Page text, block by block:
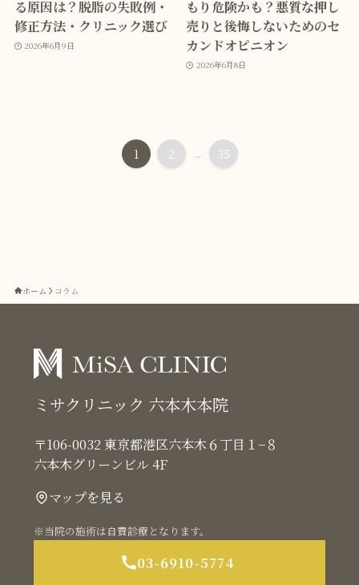
る原因は？脱脂の失敗例・
修正方法・クリニック選び
2026年6月9日
もり危険かも？悪質な押し
売りと後悔しないためのセ
カンドオピニオン
2026年6月8日
1 2 ... 35
ホーム コラム
ミサクリニック 六本木本院
〒106-0032 東京都港区六本木６丁目１−８
六本木グリーンビル 4F
マップを見る
※当院の施術は自費診療となります。
03-6910-5774